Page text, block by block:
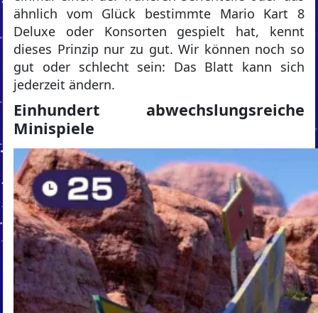
ähnlich vom Glück bestimmte Mario Kart 8
Deluxe oder Konsorten gespielt hat, kennt
dieses Prinzip nur zu gut. Wir können noch so
gut oder schlecht sein: Das Blatt kann sich
jederzeit ändern.
Einhundert abwechslungsreiche
Minispiele